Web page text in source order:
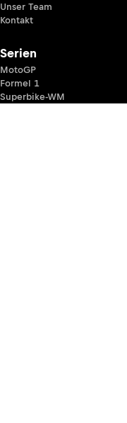
Unser Team
Kontakt
Serien
MotoGP
Formel 1
Superbike-WM